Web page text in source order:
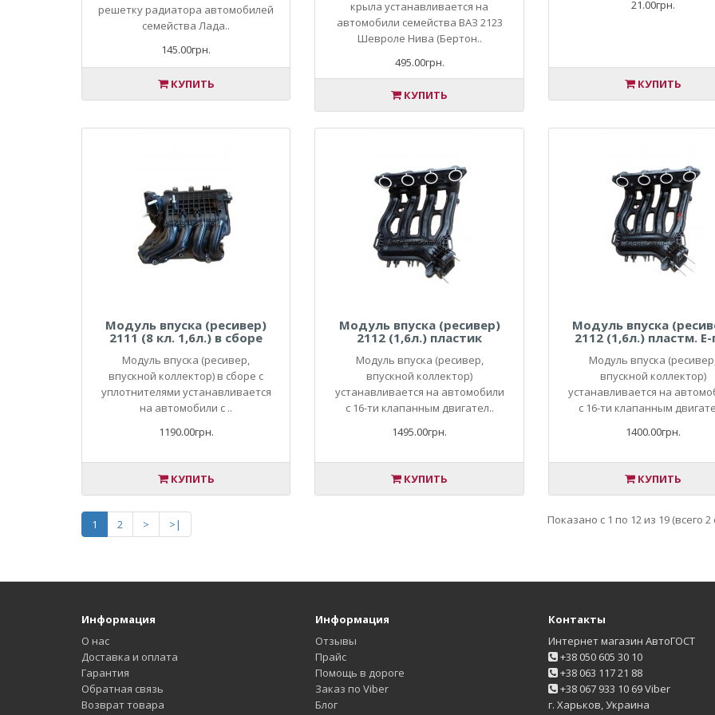
решетку радиатора автомобилей
семейства Лада..
145.00грн.
КУПИТЬ
крыла устанавливается на
автомобили семейства ВАЗ 2123
Шевроле Нива (Бертон..
495.00грн.
КУПИТЬ
21.00грн.
КУПИТЬ
Модуль впуска (ресивер)
2111 (8 кл. 1,6л.) в сборе
Модуль впуска (ресивер,
впускной коллектор) в сборе с
уплотнителями устанавливается
на автомобили с ..
1190.00грн.
КУПИТЬ
Модуль впуска (ресивер)
2112 (1,6л.) пластик
Модуль впуска (ресивер,
впускной коллектор)
устанавливается на автомобили
с 16-ти клапанным двигател..
1495.00грн.
КУПИТЬ
Модуль впуска
2112 (1,6л.) пластм. Е-
Модуль впуска
впускной коллектор)
устанавливается на
с 16-ти клапанным
1400.00грн.
КУПИТЬ
1 2 > >| Показано с 1 по 12 из 19 (всего 2
Информация
О нас
Доставка и оплата
Гарантия
Обратная связь
Возврат товара
Информация
Отзывы
Прайс
Помощь в дороге
Заказ по Viber
Блог
Контакты
Интернет магазин АвтоГОСТ
+38 050 605 30 10
+38 063 117 21 88
+38 067 933 10 69 Viber
г. Харьков, Украина